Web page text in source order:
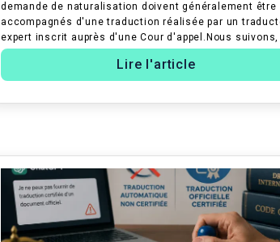
demande de naturalisation doivent généralement être
accompagnés d'une traduction réalisée par un
expert inscrit auprès d'une Cour d'appel.Nous suivons,
terrain, des étapes conc...
Lire l'article